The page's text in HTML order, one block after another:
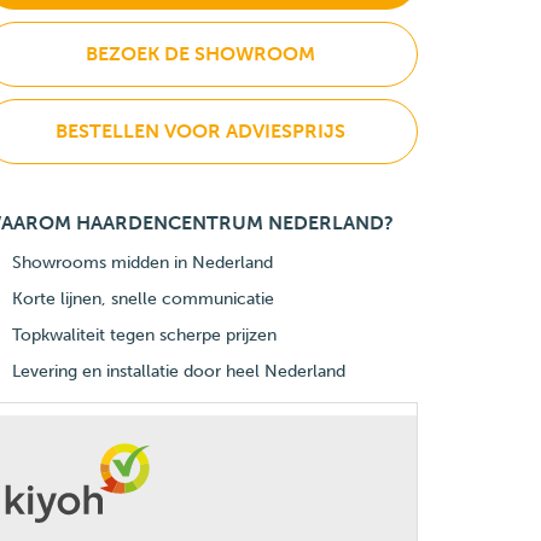
BEZOEK DE SHOWROOM
BESTELLEN VOOR ADVIESPRIJS
HAARDENCENTRUM NEDERLAND?
Showrooms midden in Nederland
Korte lijnen, snelle communicatie
Topkwaliteit tegen scherpe prijzen
Levering en installatie door heel Nederland